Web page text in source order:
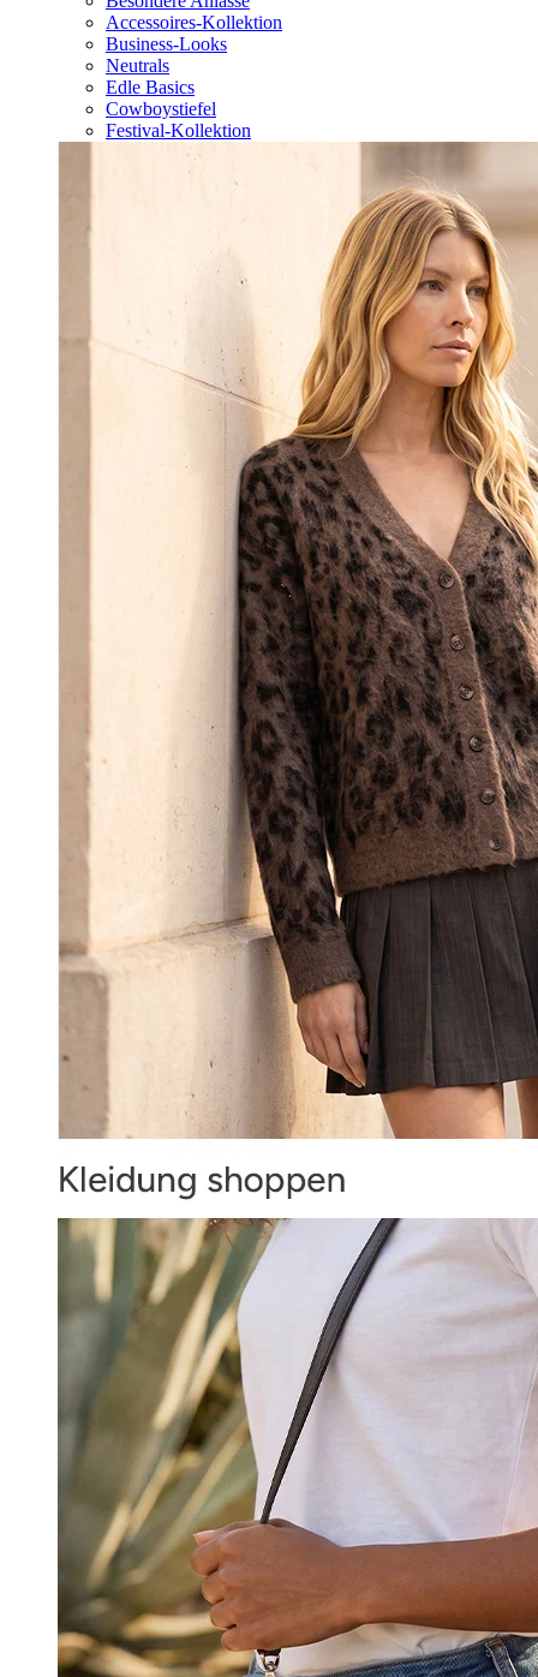
Accessoires-Kollektion
Business-Looks
Neutrals
Edle Basics
Cowboystiefel
Festival-Kollektion